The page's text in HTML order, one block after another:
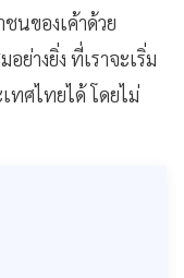
นของเค้าด้วย
ย่างยิ่ง ที่เราจะเริ่ม
ทศไทยได้ โดยไม่